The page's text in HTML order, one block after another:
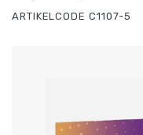
ARTIKELCODE C1107-5